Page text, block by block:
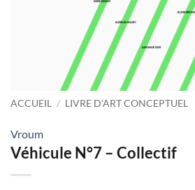
ACCUEIL / LIVRE D'ART CONCEPTUEL
Vroum
Véhicule N°7 – Collectif